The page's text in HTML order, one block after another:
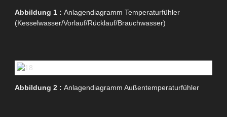
Abbildung 1 : Anlagendiagramm Temperaturfühler
(Kesselwasser/Vorlauf/Rücklauf/Brauchwasser)
Abbildung 2 : Anlagendiagramm Außentemperaturfühler